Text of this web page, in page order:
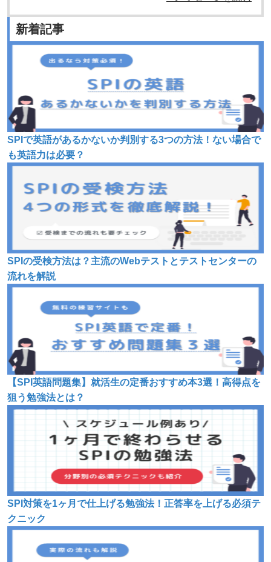
新着記事
SPIで英語があるかないか判別する3つの方法！ない場合で
も英語力は必要？
SPIの受検方法は？主流のWebテストとテストセンターの
流れを解説
【SPI英語問題集】就活生の定番おすすめ本3選！高得点を
狙う勉強法とは？
SPI対策を1ヶ月で仕上げる勉強法！正答率を上げる必須テ
クニック